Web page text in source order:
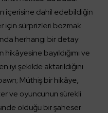
içerisine dahil edebildiğin
için sürprizleri bozmak
herhangi bir detay
bayıldığımı ve
iyi şekilde aktarıldığını
Müthiş bir hikâye,
ve oyuncunun sürekli
olduğu bir şaheser